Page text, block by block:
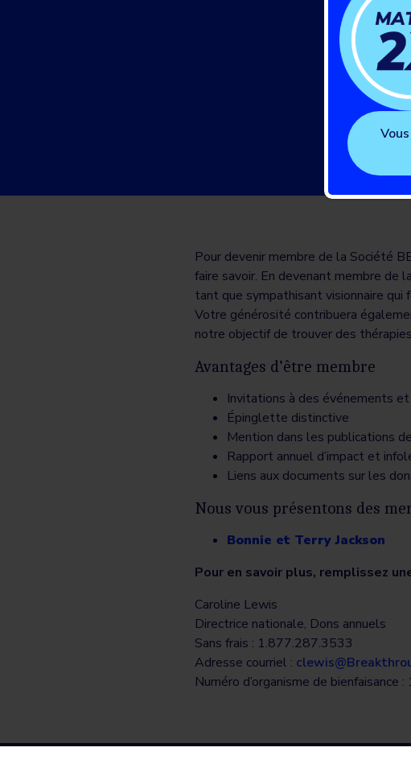
Pour devenir membre de la Société
faire savoir. En devenant membre de
tant que sympathisant visionnaire qui
Votre générosité contribuera
notre objectif de trouver des
Avantages d’être membre
Invitations à des événements
Épinglette distinctive
Mention dans les publications
Rapport annuel d’impact et
Liens aux documents sur les
Nous vous présentons des
Bonnie et Terry Jackson
Pour en savoir plus, remplissez
Caroline Lewis
Directrice nationale, Dons annuels
Sans frais : 1.877.287.3533
Adresse courriel :
Numéro d’organisme de